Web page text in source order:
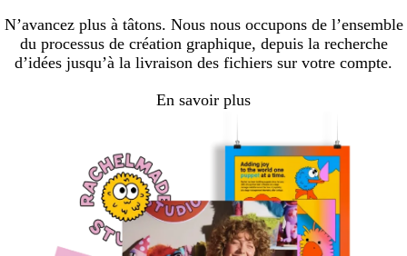
N’avancez plus à tâtons. Nous nous occupons de l’ensemble
du processus de création graphique, depuis la recherche
d’idées jusqu’à la livraison des fichiers sur votre compte.
En savoir plus